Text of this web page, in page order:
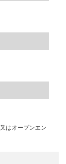
はオープンエン